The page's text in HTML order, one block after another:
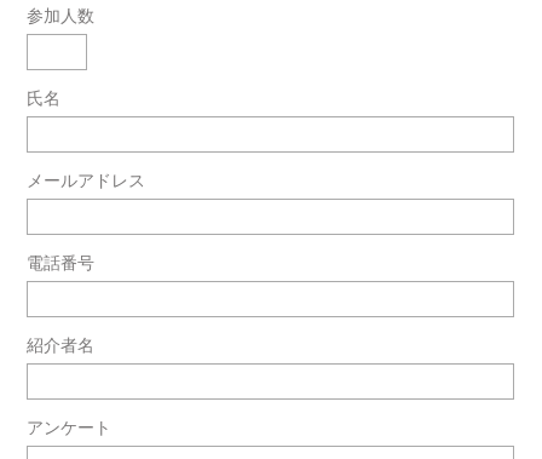
参加人数
氏名
メールアドレス
電話番号
紹介者名
アンケート